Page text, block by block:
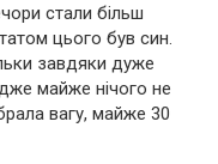
стали більш
цього був син.
завдяки дуже
майже нічого не
вагу, майже 30